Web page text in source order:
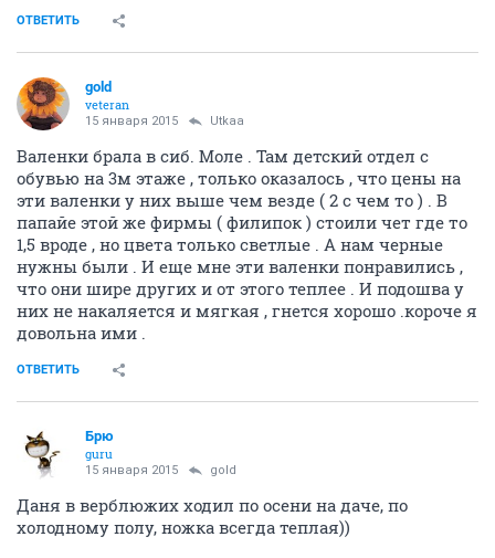
ОТВЕТИТЬ
gold
veteran
15 января 2015 Utkaa
Валенки брала в сиб. Моле . Там детский отдел с
обувью на 3м этаже , только оказалось , что цены на
эти валенки у них выше чем везде ( 2 с чем то ) . В
папайе этой же фирмы ( филипок ) стоили чет где то
1,5 вроде , но цвета только светлые . А нам черные
нужны были . И еще мне эти валенки понравились ,
что они шире других и от этого теплее . И подошва у
них не накаляется и мягкая , гнется хорошо .короче я
довольна ими .
ОТВЕТИТЬ
Брю
guru
15 января 2015 gold
Даня в верблюжих ходил по осени на даче, по
холодному полу, ножка всегда теплая))